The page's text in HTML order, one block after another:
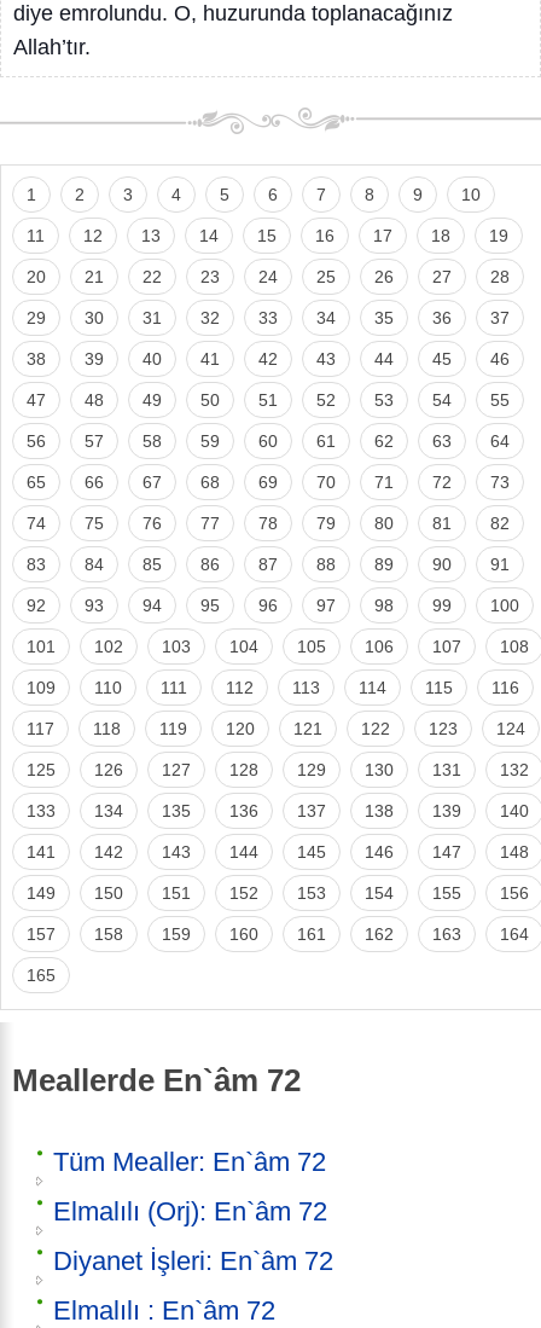
diye emrolundu. O, huzurunda toplanacağınız
Allah’tır.
1 2 3 4 5 6 7 8 9 10
11 12 13 14 15 16 17 18 19
20 21 22 23 24 25 26 27 28
29 30 31 32 33 34 35 36 37
38 39 40 41 42 43 44 45 46
47 48 49 50 51 52 53 54 55
56 57 58 59 60 61 62 63 64
65 66 67 68 69 70 71 72 73
74 75 76 77 78 79 80 81 82
83 84 85 86 87 88 89 90 91
92 93 94 95 96 97 98 99 100
101 102 103 104 105 106 107 108
109 110 111 112 113 114 115 116
117 118 119 120 121 122 123 124
125 126 127 128 129 130 131 132
133 134 135 136 137 138 139 140
141 142 143 144 145 146 147 148
149 150 151 152 153 154 155 156
157 158 159 160 161 162 163 164
165
Meallerde En`âm 72
Tüm Mealler: En`âm 72
Elmalılı (Orj): En`âm 72
Diyanet İşleri: En`âm 72
Elmalılı : En`âm 72